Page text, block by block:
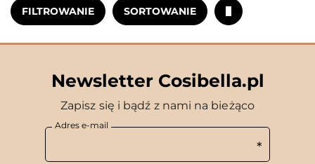
FILTROWANIE SORTOWANIE
Newsletter Cosibella.pl
Zapisz się i bądź z nami na bieżąco
Adres e-mail